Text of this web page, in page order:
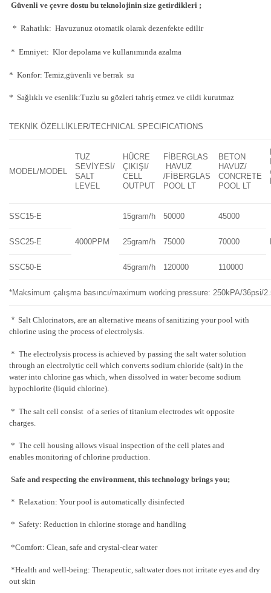
Güvenli ve çevre dostu bu teknolojinin size getirdikleri ;
* Rahatlık: Havuzunuz otomatik olarak dezenfekte edilir
* Emniyet: Klor depolama ve kullanımında azalma
* Konfor: Temiz,güvenli ve berrak su
* Sağlıklı ve esenlik:Tuzlu su gözleri tahriş etmez ve cildi kurutmaz
TEKNİK ÖZELLİKLER/TECHNICAL SPECIFICATIONS
MODEL/MODEL
TUZ
SEVİYESİ/
SALT
LEVEL
HÜCRE
ÇIKIŞI/
CELL
OUTPUT
FİBERGLAS
HAVUZ
/FİBERGLAS
POOL LT
BETON
HAVUZ/
CONCRETE
POOL LT
SSC15-E
4000PPM
15gram/h 50000 45000
SSC25-E 25gram/h 75000 70000
SSC50-E 45gram/h 120000 110000
*Maksimum çalışma basıncı/maximum working pressure: 250kPA/36psi/
* Salt Chlorinators, are an alternative means of sanitizing your pool with
chlorine using the process of electrolysis.
* The electrolysis process is achieved by passing the salt water solution
through an electrolytic cell which converts sodium chloride (salt) in the
water into chlorine gas which, when dissolved in water become sodium
hypochlorite (liquid chlorine).
* The salt cell consist of a series of titanium electrodes wit opposite
charges.
* The cell housing allows visual inspection of the cell plates and
enables monitoring of chlorine production.
Safe and respecting the environment, this technology brings you;
* Relaxation: Your pool is automatically disinfected
* Safety: Reduction in chlorine storage and handling
*Comfort: Clean, safe and crystal-clear water
*Health and well-being: Therapeutic, saltwater does not irritate eyes and dry
out skin